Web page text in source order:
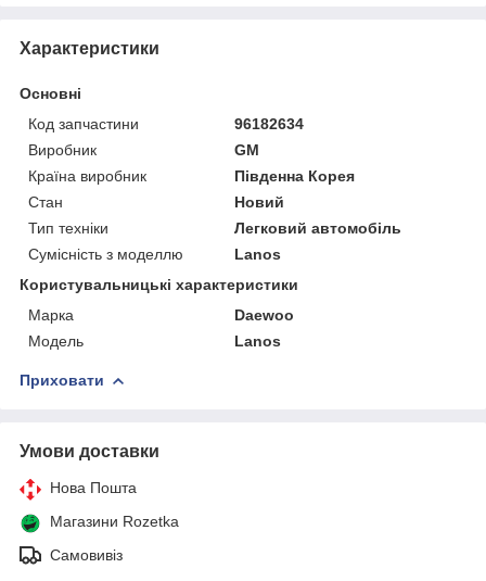
Характеристики
Основні
Код запчастини
96182634
Виробник
GM
Країна виробник
Південна Корея
Стан
Новий
Тип техніки
Легковий автомобіль
Сумісність з моделлю
Lanos
Користувальницькі характеристики
Марка
Daewoo
Мoдель
Lanos
Приховати
Умови доставки
Нова Пошта
Магазини Rozetka
Самовивіз